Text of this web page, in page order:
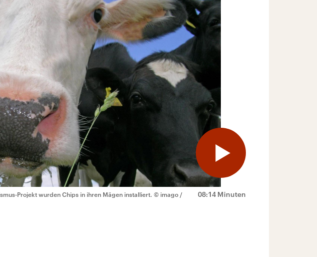
08:14 Minuten
Projekt wurden Chips in ihren Mägen installiert. © imago /